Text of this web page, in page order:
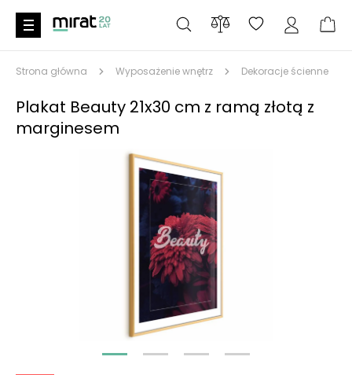
Strona główna Wyposażenie wnętrz Dekoracje ścienne
Plakat Beauty 21x30 cm z ramą złotą z
marginesem